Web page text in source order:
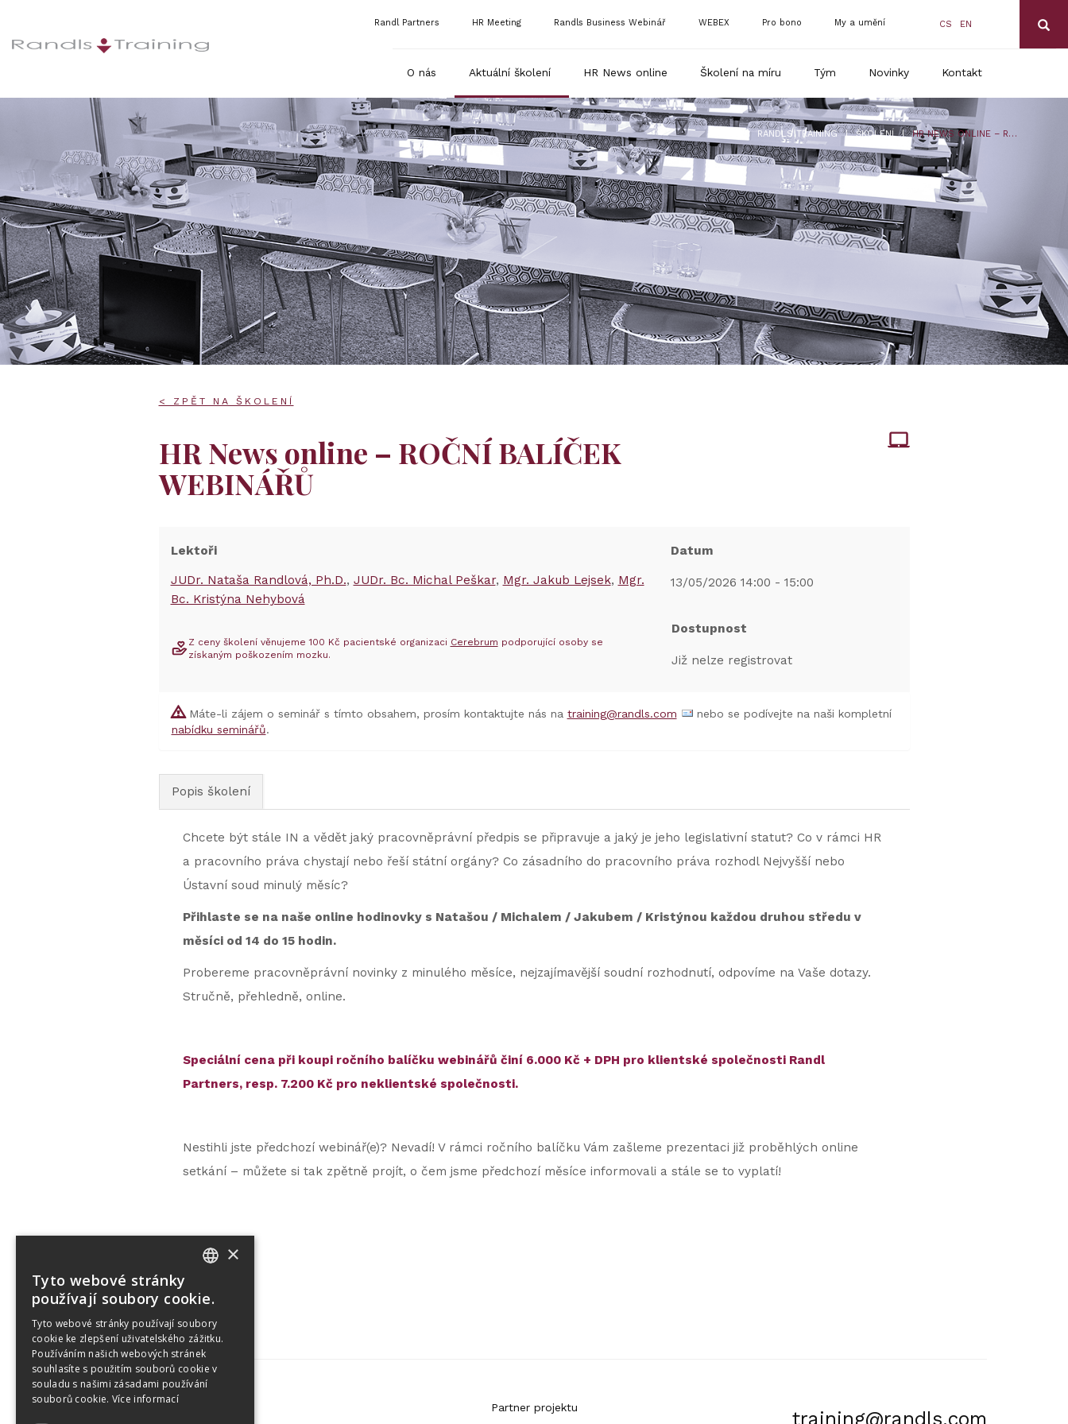
CS EN
Randl Partners HR Meeting Randls Business Webinář WEBEX Pro bono My a umění
O nás Aktuální školení HR News online Školení na míru Tým Novinky Kontakt
RANDLS TRAINING | ŠKOLENÍ | HR NEWS ONLINE – ROČNÍ BALÍČEK WEBINÁŘŮ
< ZPĚT NA ŠKOLENÍ
HR News online – ROČNÍ BALÍČEK
WEBINÁŘŮ
Lektoři
JUDr. Nataša Randlová, Ph.D. JUDr. Bc. Michal Peškar Mgr. Jakub Lejsek Mgr.
Bc. Kristýna Nehybová
Datum
13/05/2026 14:00 - 15:00
Z ceny školení věnujeme 100 Kč pacientské organizaci Cerebrum podporující osoby se
získaným poškozením mozku.
Dostupnost
Již nelze registrovat
Máte-li zájem o seminář s tímto obsahem, prosím kontaktujte nás na training@randls.com
nebo se podívejte na naši kompletní
nabídku seminářů.
Popis školení
Chcete být stále IN a vědět jaký pracovněprávní předpis se připravuje a jaký je jeho legislativní statut? Co v rámci HR
a pracovního práva chystají nebo řeší státní orgány? Co zásadního do pracovního práva rozhodl Nejvyšší nebo
Ústavní soud minulý měsíc?
Přihlaste se na naše online hodinovky s Natašou / Michalem / Jakubem / Kristýnou každou druhou středu v
měsíci od 14 do 15 hodin.
Probereme pracovněprávní novinky z minulého měsíce, nejzajímavější soudní rozhodnutí, odpovíme na Vaše dotazy.
Stručně, přehledně, online.
Speciální cena při koupi ročního balíčku webinářů činí 6.000 Kč + DPH pro klientské společnosti Randl
Partners, resp. 7.200 Kč pro neklientské společnosti.
Nestihli jste předchozí webinář(e)? Nevadí! V rámci ročního balíčku Vám zašleme prezentaci již proběhlých online
setkání – můžete si tak zpětně projít, o čem jsme předchozí měsíce informovali a stále se to vyplatí!
Partner projektu training@randls.com
×
Tyto webové stránky
používají soubory cookie.
Tyto webové stránky používají soubory
cookie ke zlepšení uživatelského zážitku.
Používáním našich webových stránek
souhlasíte s použitím souborů cookie v
souladu s našimi zásadami používání
souborů cookie. Více informací